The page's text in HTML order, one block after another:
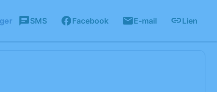
SMS Facebook E-mail Lien